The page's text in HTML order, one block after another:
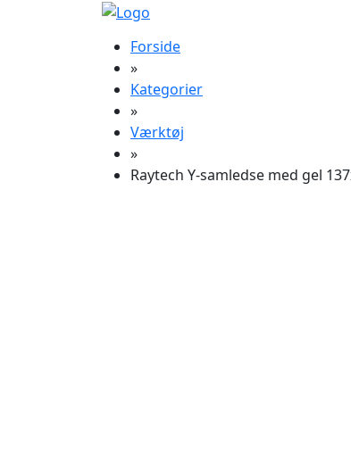
Forside
»
Kategorier
»
Værktøj
»
Raytech Y-samledse med gel